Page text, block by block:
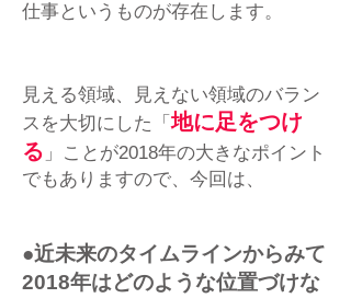
仕事というものが存在します。
見える領域、見えない領域のバラン
スを大切にした「地に足をつけ
る 」ことが2018年の大きなポイント
でもありますので、今回は、
●近未来のタイムラインからみて
2018年はどのような位置づけな